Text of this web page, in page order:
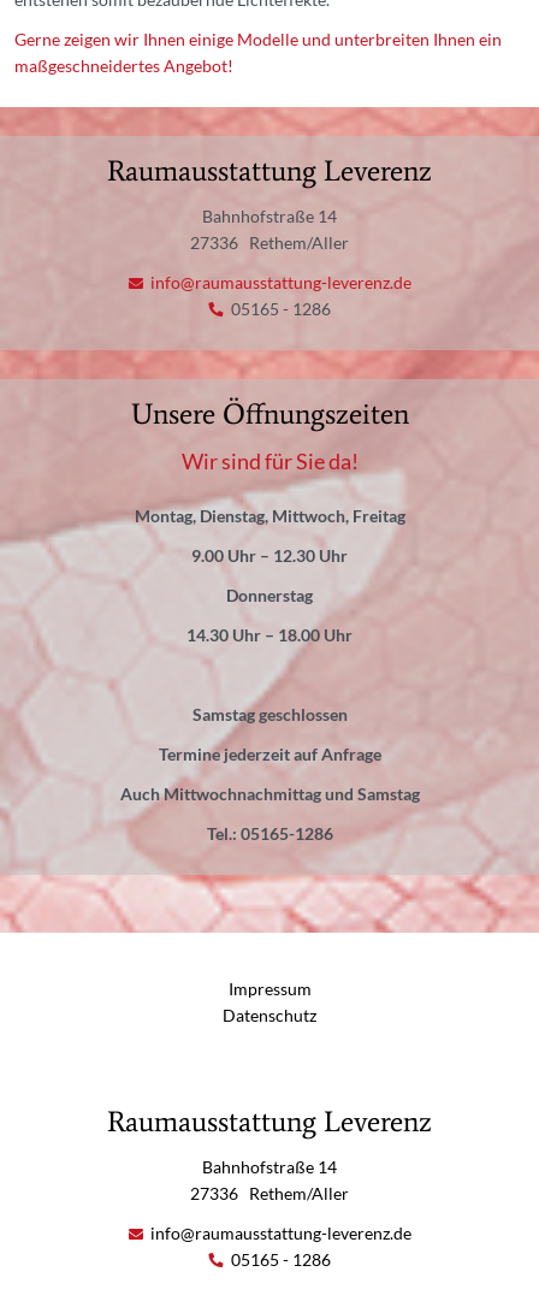
Gerne zeigen wir Ihnen einige Modelle und unterbreiten Ihnen ein
maßgeschneidertes Angebot!
Raumausstattung Leverenz
Bahnhofstraße 14
27336 Rethem/Aller
info@raumausstattung-leverenz.de
05165 - 1286
Unsere Öffnungszeiten
Wir sind für Sie da!
Montag, Dienstag, Mittwoch, Freitag
9.00 Uhr – 12.30 Uhr
Donnerstag
14.30 Uhr – 18.00 Uhr
Samstag geschlossen
Termine jederzeit auf Anfrage
Auch Mittwochnachmittag und Samstag
Tel.: 05165-1286
Impressum
Datenschutz
Raumausstattung Leverenz
Bahnhofstraße 14
27336 Rethem/Aller
info@raumausstattung-leverenz.de
05165 - 1286